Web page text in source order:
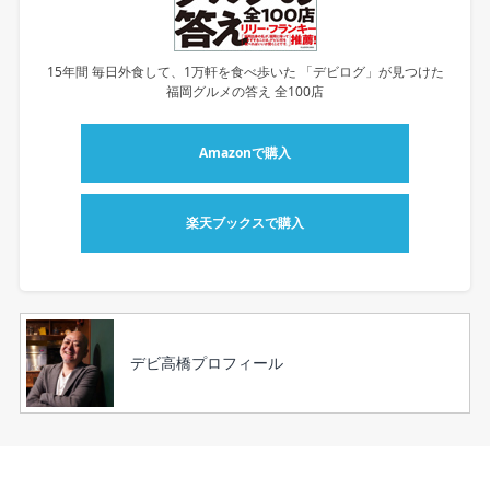
15年間 毎日外食して、1万軒を食べ歩いた 「デビログ」が見つけた
福岡グルメの答え 全100店
Amazonで購入
楽天ブックスで購入
デビ高橋プロフィール